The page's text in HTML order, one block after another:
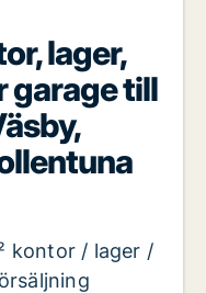
lager,
garage till
kontor / lager /